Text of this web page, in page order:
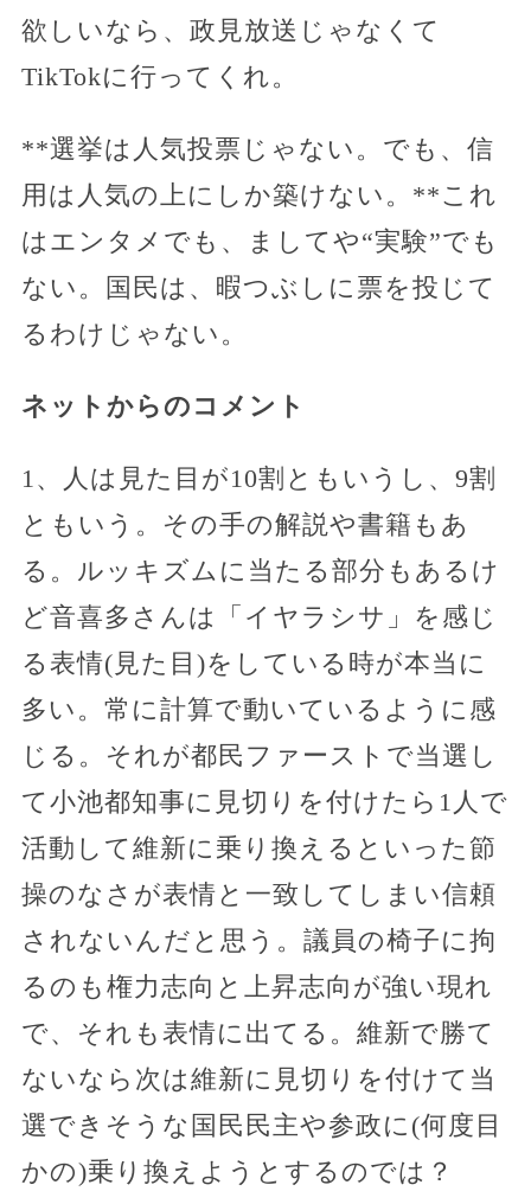
欲しいなら、政見放送じゃなくて
TikTokに行ってくれ。
**選挙は人気投票じゃない。でも、信
用は人気の上にしか築けない。**これ
はエンタメでも、ましてや“実験”でも
ない。国民は、暇つぶしに票を投じて
るわけじゃない。
ネットからのコメント
1、人は見た目が10割ともいうし、9割
ともいう。その手の解説や書籍もあ
る。ルッキズムに当たる部分もあるけ
ど音喜多さんは「イヤラシサ」を感じ
る表情(見た目)をしている時が本当に
多い。常に計算で動いているように感
じる。それが都民ファーストで当選し
て小池都知事に見切りを付けたら1人で
活動して維新に乗り換えるといった節
操のなさが表情と一致してしまい信頼
されないんだと思う。議員の椅子に拘
るのも権力志向と上昇志向が強い現れ
で、それも表情に出てる。維新で勝て
ないなら次は維新に見切りを付けて当
選できそうな国民民主や参政に(何度目
かの)乗り換えようとするのでは？